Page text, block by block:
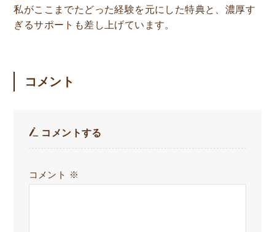
私がここまでたどった経験を元にした特典と、濃厚す
ぎるサポートも差し上げています。
コメント
コメントする
コメント ※